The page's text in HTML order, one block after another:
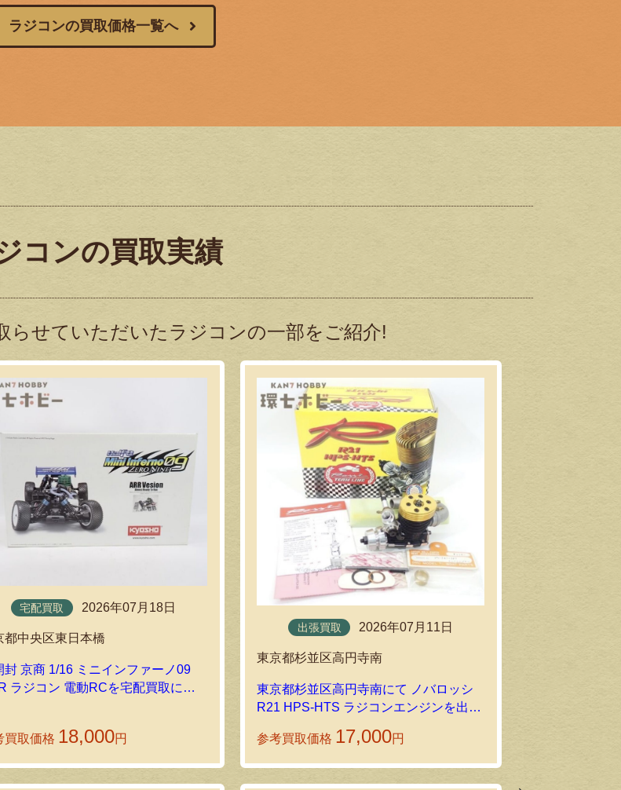
ラジコンの買取価格一覧へ
コンの買取実績
らせていただいたラジコンの一部をご紹介!
宅配買取 2026年07月18日
都中央区東日本橋
封 京商 1/16 ミニインファーノ09
ラジコン 電動RCを宅配買取にて
買取価格 18,000円
出張買取 2026年07月11日
東京都杉並区高円寺南
東京都杉並区高円寺南にて ノバロッシ
R21 HPS-HTS ラジコンエンジンを出張
参考買取価格 17,000円